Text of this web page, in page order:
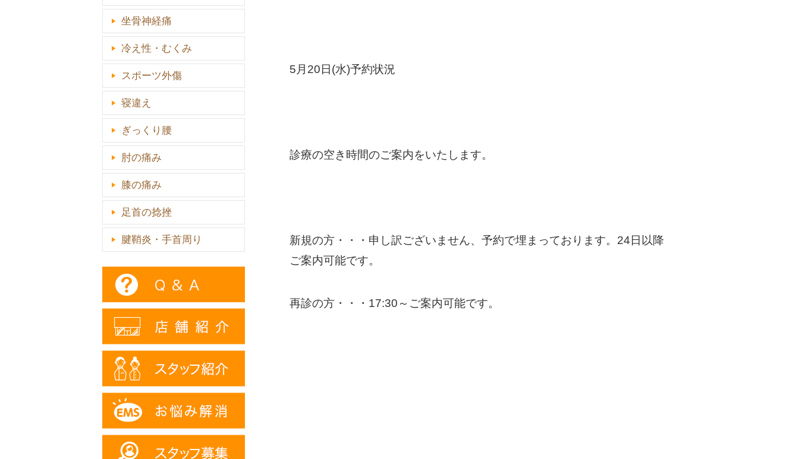
5月20日(水)予約状況
診療の空き時間のご案内をいたします。
新規の方・・・申し訳ございません、予約で埋まっております。24日以降
ご案内可能です。
再診の方・・・17:30～ご案内可能です。
坐骨神経痛
冷え性・むくみ
スポーツ外傷
寝違え
ぎっくり腰
肘の痛み
膝の痛み
足首の捻挫
腱鞘炎・手首周り